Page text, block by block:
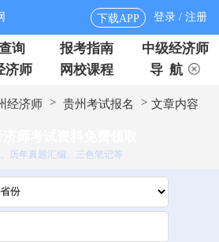
下载APP 登录 / 注册
询 报考指南
中级经济师
济师 网校课程 导 航
经济师 > 贵州考试报名 > 文章内容
历年真题汇编、三色笔记等